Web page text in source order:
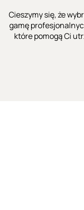
Cieszymy się, że
gamę
które pomogą Ci